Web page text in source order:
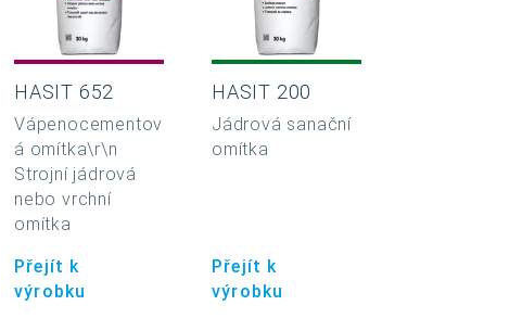
HASIT 652
Vápenocementov
á omítka\r\n
Strojní jádrová
nebo vrchní
omítka
Přejít k
výrobku
HASIT 200
Jádrová sanační
omítka
Přejít k
výrobku